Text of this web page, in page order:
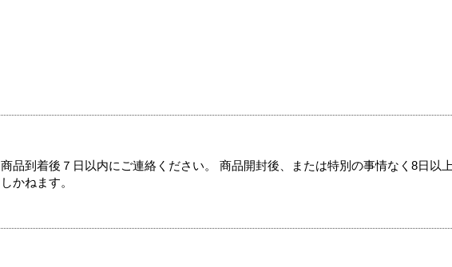
品到着後７日以内にご連絡ください。 商品開封後、または特別の事情なく8日以
かねます。